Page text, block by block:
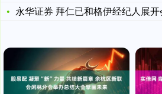
永华证券 拜仁已和格伊经纪人展开会谈